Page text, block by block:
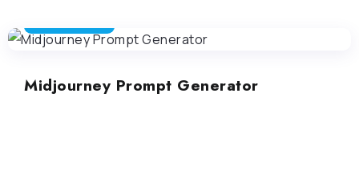
Midjourney Prompt Generator